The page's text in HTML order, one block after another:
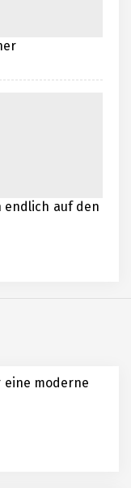
endlich auf den
eine moderne